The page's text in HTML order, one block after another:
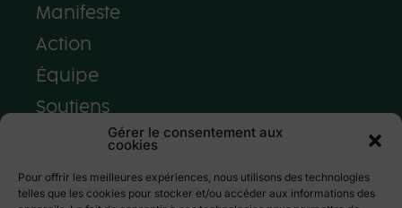
Gérer le consentement aux
cookies
Pour offrir les meilleures expériences, nous utilisons des technologies
telles que les cookies pour stocker et/ou accéder aux informations des
Manifeste
Action
Équipe
Soutiens
NOUR est une association loi 1901 enregistrée sous le